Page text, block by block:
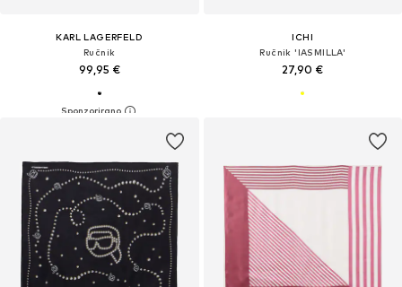
KARL LAGERFELD
Ručnik
99,95 €
ICHI
Ručnik 'IASMILLA'
27,90 €